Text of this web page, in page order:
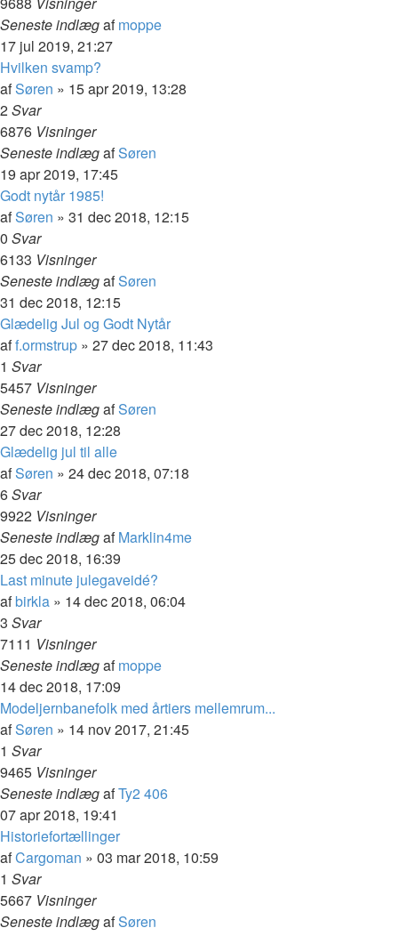
Seneste indlægafmoppe
17 jul 2019, 21:27
Hvilken svamp?
afSøren » 15 apr 2019, 13:28
2Svar
6876 Visninger
Seneste indlægafSøren
19 apr 2019, 17:45
Godt nytår 1985!
afSøren » 31 dec 2018, 12:15
0 Svar
6133 Visninger
Seneste indlægafSøren
31 dec 2018, 12:15
Glædelig Jul og Godt Nytår
aff.ormstrup » 27 dec 2018, 11:43
1 Svar
5457 Visninger
Seneste indlægafSøren
27 dec 2018, 12:28
Glædelig jul til alle
afSøren » 24 dec 2018, 07:18
6Svar
9922 Visninger
Seneste indlægafMarklin4me
25 dec 2018, 16:39
Last minute julegaveidé?
afbirkla » 14 dec 2018, 06:04
3 Svar
7111 Visninger
Seneste indlægafmoppe
14 dec 2018, 17:09
Modeljernbanefolk med årtiers mellemrum...
afSøren » 14 nov 2017, 21:45
1 Svar
9465 Visninger
Seneste indlægafTy2 406
07 apr 2018, 19:41
Historiefortællinger
afCargoman » 03 mar 2018, 10:59
1 Svar
5667 Visninger
Seneste indlægafSøren